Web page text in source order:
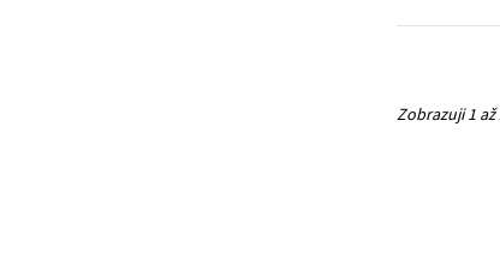
Zobrazuji 1 až